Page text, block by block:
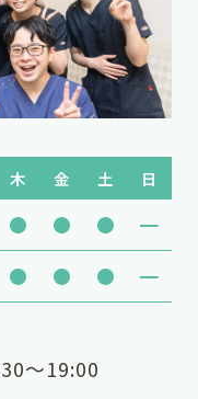
木 金 土 日
● ● ● ━
● ● ● ━
〜19:00